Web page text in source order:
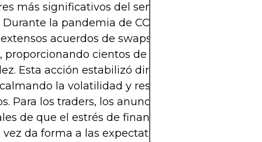
más significativos del sentimiento Forex en
Durante la pandemia de COVID-19, la Reserva
acuerdos de swaps con bancos
proporcionando cientos de miles de millones de
Esta acción estabilizó directamente los pares
la volatilidad y restaurando el orden
Para los traders, los anuncios de líneas de
de que el estrés de financiación puede
da forma a las expectativas para los cruces